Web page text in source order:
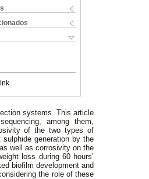
systems. This article
among them,
of the two types of
sulphide generation by the
well as corrosivity on the
loss during 60 hours’
biofilm development and
the role of these